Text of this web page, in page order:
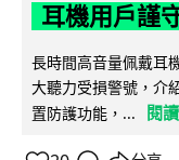
耳機用戶謹
長時間高音量佩戴耳
大聽力受損警號，介
置防護功能，...
閱